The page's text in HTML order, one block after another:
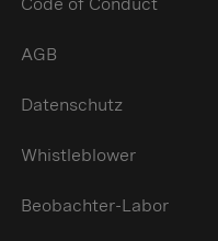
AGB
Datenschutz
Whistleblower
Beobachter-Labor